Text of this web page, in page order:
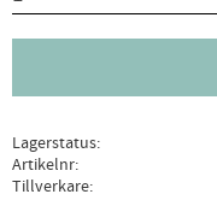
Lagerstatus
Artikelnr
Tillverkare